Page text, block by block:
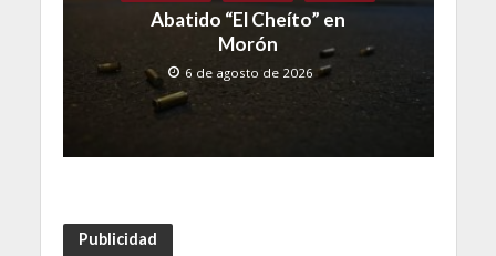
Abatido “El Cheíto” en
Morón
6 de agosto de 2026
Publicidad